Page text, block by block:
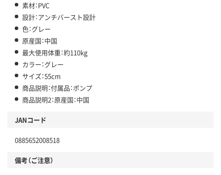
素材：PVC
設計：アンチバースト設計
色：グレー
原産国：中国
最大使用体重：約110kg
カラー：グレー
サイズ：55cm
商品説明：付属品：ポンプ
商品説明2：原産国：中国
JANコード
0885652008518
備考（ご注意）